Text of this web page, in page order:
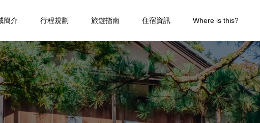
簡介 行程規劃 旅遊指南 住宿資訊 Where is this?